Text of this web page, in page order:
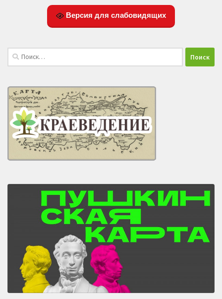
Версия для слабовидящих
Найти: